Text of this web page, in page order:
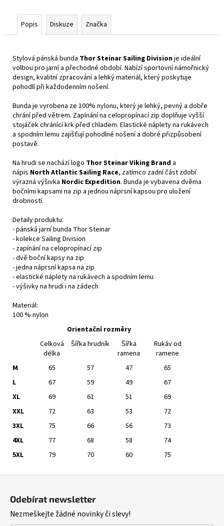
Popis Diskuze Značka
Stylová pánská bunda Thor Steinar Sailing Divisionje ideální
volbou pro jarní a přechodné období. Nabízí sportovní námořnický
design, kvalitní zpracování a lehký materiál, který poskytuje
pohodlí při každodenním nošení.
Bunda je vyrobena ze 100% nylonu, který je lehký, pevný a dobře
chrání před větrem. Zapínání na celopropínací zip doplňuje vyšší
stojáček chránící krk před chladem. Elastické náplety na rukávech
a spodním lemu zajišťují pohodlné nošení a dobré přizpůsobení
postavě.
Na hrudi se nachází logo Thor Steinar Viking Brand a
nápis North Atlantic Sailing Race, zatímco zadní část zdobí
výrazná výšivka Nordic Expedition. Bunda je vybavena dvěma
bočními kapsami na zip a jednou náprsní kapsou pro uložení
drobností.
Detaily produktu:
- pánská jarní bunda Thor Steinar
- kolekce Sailing Division
- zapínání na celopropínací zip
- dvě boční kapsy na zip
- jedna náprsní kapsa na zip
- elastické náplety na rukávech a spodním lemu
- výšivky na hrudi i na zádech
Materiál:
100 % nylon
Orientační rozměry
Celková
délka
Šířka hrudník
Šířka
ramena
Rukáv od
ramene
M
65 57 47
65
L
67 59 49
67
XL
69 61 51
69
XXL
72 63 53
72
3XL
75 66 56
73
4XL
77 68 58
74
5XL
79 70 60 75
Kč
Odebírat newsletter
Nezmeškejte žádné novinky či slevy!